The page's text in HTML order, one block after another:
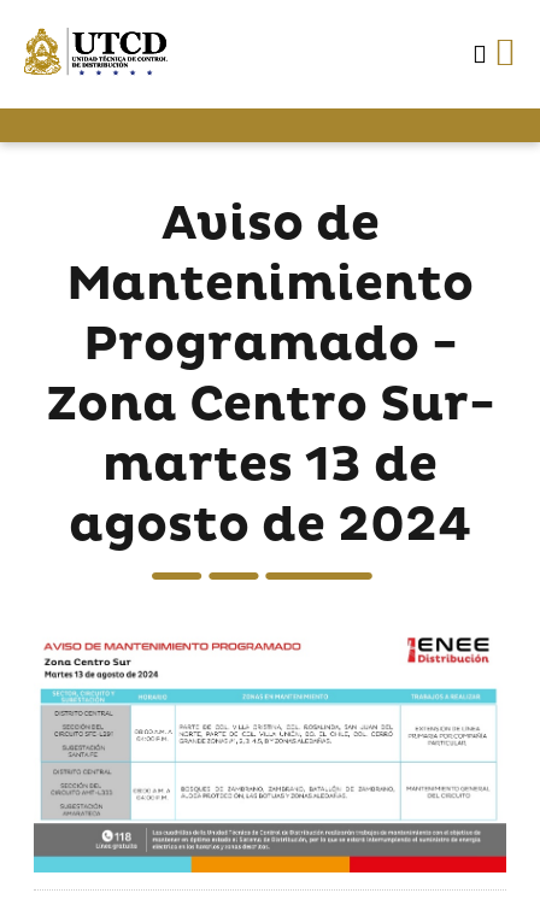
Aviso de
Mantenimiento
Programado -
Zona Centro Sur-
martes 13 de
agosto de 2024